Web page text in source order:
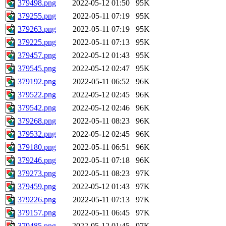
379498.png 2022-05-12 01:50
95K
379255.png
2022-05-11 07:19
95K
379263.png
2022-05-11 07:19
95K
379225.png
2022-05-11 07:13
95K
379457.png
2022-05-12 01:43
95K
379545.png
2022-05-12 02:47
95K
379192.png
2022-05-11 06:52
96K
379522.png
2022-05-12 02:45
96K
379542.png
2022-05-12 02:46
96K
379268.png
2022-05-11 08:23
96K
379532.png
2022-05-12 02:45
96K
379180.png
2022-05-11 06:51
96K
379246.png
2022-05-11 07:18
96K
379273.png
2022-05-11 08:23
97K
379459.png
2022-05-12 01:43
97K
379226.png
2022-05-11 07:13
97K
379157.png
2022-05-11 06:45
97K